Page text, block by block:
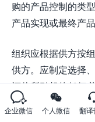
购的产品控制的类
产品实现或最终产品
组织应根据供方按
供方。应制定选择
评价所引起的任何
4.2.4）。

企业微信

个人微信 翻译